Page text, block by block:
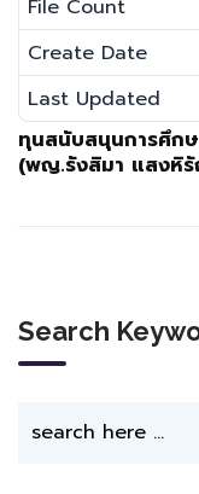
File Count
Create Date
Last Updated
ทุนสนับสนุนการศึกษ
(พญ.รังสิมา แสงหิ
Search